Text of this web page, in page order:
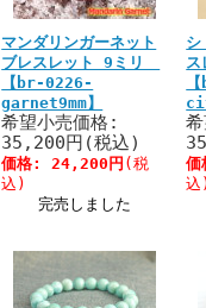
マンダリンガーネット
ブレスレット 9ミリ
【br-0226-
garnet9mm】
希望小売価格:
35,200円(税込)
価格:24,200円 (税
込)
完売しました
シ